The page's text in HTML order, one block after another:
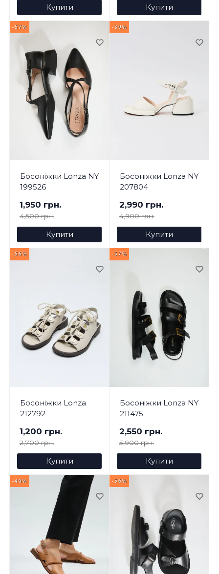
Купити Купити
-57%
Босоніжки Lonza NY
199526
1,950 грн.
4,500 грн.
Купити
-39%
Босоніжки Lonza NY
207804
2,990 грн.
4,900 грн.
Купити
-56%
Босоніжки Lonza
212792
1,200 грн.
2,700 грн.
Купити
-57%
Босоніжки Lonza NY
211475
2,550 грн.
5,900 грн.
Купити
-40% -56%